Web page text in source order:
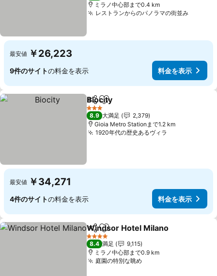
ミラノ中心部まで0.4 km
レストランからのパノラマの街並み料金を
最安値 ￥26,223
9件のサイトの料金を表示 料金を表示
シェアお気に入りに追加
Biocity
3 ホテルのランク
8.9 大満足
2,379
Gioia Metro Stationまで1.2 km
1920年代の歴史あるヴィラ
最安値 ￥34,271
4件のサイトの料金を表示 料金を表示
シェアお気に入りに追加
Windsor Hotel Milano
4 ホテルのランク
8.4 満足
9,115
ミラノ中心部まで0.9 km
庭園の特別な眺め